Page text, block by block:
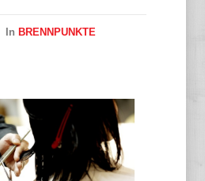
In BRENNPUNKTE